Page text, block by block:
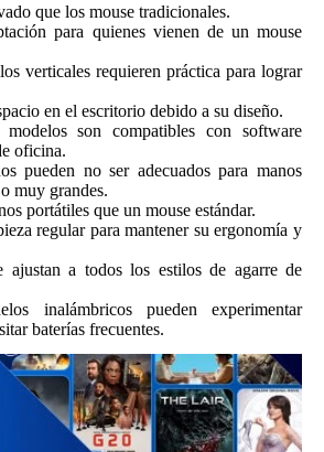
que los mouse tradicionales.
para quienes vienen de un mouse
verticales requieren práctica para lograr
en el escritorio debido a su diseño.
son compatibles con software
oficina.
pueden no ser adecuados para manos
muy grandes.
portátiles que un mouse estándar.
regular para mantener su ergonomía y
ajustan a todos los estilos de agarre de
inalámbricos pueden experimentar
baterías frecuentes.